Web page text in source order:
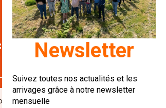
aux cookies
Newsletter
Suivez toutes nos actualités et les
arrivages grâce à notre newsletter
mensuelle
: